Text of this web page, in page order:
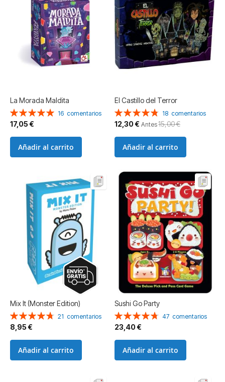
La Morada Maldita
Valoración:
100%
16 comentarios
17,05 €
Añadir al carrito
El Castillo del Terror
Valoración:
97%
18 comentarios
Precio
especial
12,30 € Antes15,00 €
Añadir al carrito
Mix It (Monster Edition)
Valoración:
96%
21 comentarios
8,95 €
Añadir al carrito
Sushi Go Party
Valoración:
95%
47 comentarios
23,40 €
Añadir al carrito